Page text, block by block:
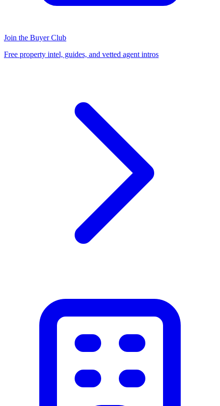
Join the Buyer Club
Free property intel, guides, and vetted agent intros